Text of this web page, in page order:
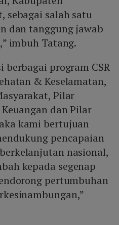
sebagai salah satu
dan tanggung jawab
imbuh Tatang.
program CSR
& Keselamatan,
Pilar
dan Pilar
kami bertujuan
pencapaian
nasional,
kepada segenap
pertumbuhan